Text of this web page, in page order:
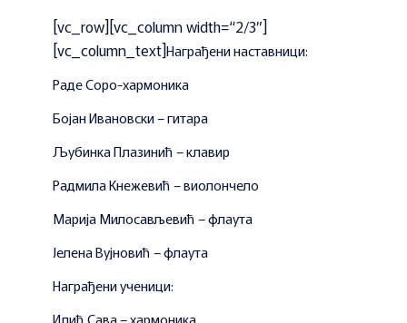
[vc_row][vc_column width=“2/3″]
[vc_column_text]Награђени наставници:
Раде Соро-хармоника
Бојан Ивановски – гитара
Љубинка Плазинић – клавир
Радмила Кнежевић – виолончело
Марија Милосављевић – флаута
Јелена Вујновић – флаута
Награђени ученици:
Илић Сава – хармоника